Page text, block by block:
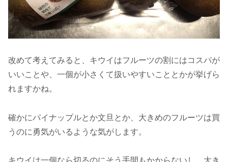
改めて考えてみると、 キウイはフルーツの割にはコスパが
いいことや、一個が小さくて扱いやすいこととかが挙げら
れますかね。
確かにパイナップルとか文旦とか、大きめのフルーツは買
うのに勇気がいるような気がします。